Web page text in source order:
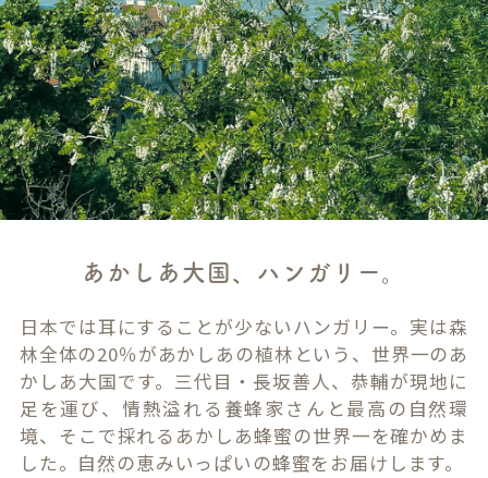
あかしあ大国、ハンガリー。
日本では耳にすることが少ないハンガリー。実は森
林全体の20％があかしあの植林という、世界一のあ
かしあ大国です。三代目・長坂善人、恭輔が現地に
足を運び、情熱溢れる養蜂家さんと最高の自然環
境、そこで採れるあかしあ蜂蜜の世界一を確かめま
した。自然の恵みいっぱいの蜂蜜をお届けします。